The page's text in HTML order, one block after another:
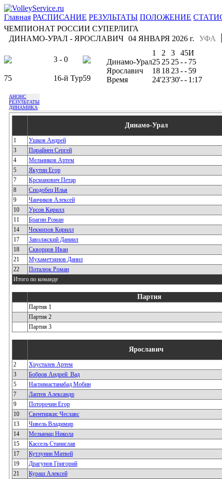
Главная РАСПИСАНИЕ РЕЗУЛЬТАТЫ ПОЛОЖЕНИЕ
ЧЕМПИОНАТ РОССИИ СУПЕРЛИГА
ДИНАМО-УРАЛ - ЯРОСЛАВИЧ
УФА
04 ЯНВАРЯ 2026 г.
3 - 0
75 16-й Тур59
1 2 3 45И
Динамо-Урал25 25 25-- 75
Ярославич
18 18 23-- 59
Время
24'23'30'-- 1:17
АНОНС
РЕЗУЛЬТАТЫ
ДИНАМИКА
Динамо-Урал
1
Ушков Андрей
3
Пирайнен Сергей
4
Мельников Артем
5
Якутин Егор
7
Крсманович Петар
8
Сподобец Илья
9
Чанчиков Алексей
10
Урсов Кирилл
11
Брагин Роман
14
Чекмизов Кирилл
17
Заволжский Даниил
18
Скворцов Иван
21
Мухаметзянов Данил
22
Поталюк Роман
Итого по команде
Партия
Партия 1
Партия 2
Партия 3
Ярославич
2
Хрусталев Артем
3
Бобров Андрей_Вад
5
Насримастанабад Мобин
7
Лаптев Александр
9
Поторочин Егор
10
Свентицкис Чеславс
13
Чивель Владимир
14
Мельянац Никола
15
Кассель Станислав
17
Кутлунин Матвей
19
Драгунов Григорий
21
Кураш Алексей